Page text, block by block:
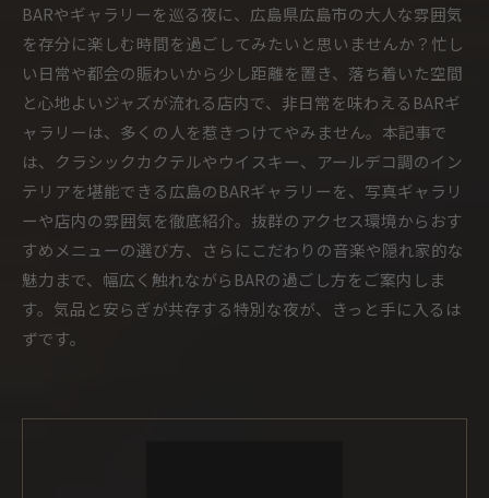
BARやギャラリーを巡る夜に、広島県広島市の大人な雰囲気
を存分に楽しむ時間を過ごしてみたいと思いませんか？忙し
い日常や都会の賑わいから少し距離を置き、落ち着いた空間
と心地よいジャズが流れる店内で、非日常を味わえるBARギ
ャラリーは、多くの人を惹きつけてやみません。本記事で
は、クラシックカクテルやウイスキー、アールデコ調のイン
テリアを堪能できる広島のBARギャラリーを、写真ギャラリ
ーや店内の雰囲気を徹底紹介。抜群のアクセス環境からおす
すめメニューの選び方、さらにこだわりの音楽や隠れ家的な
魅力まで、幅広く触れながらBARの過ごし方をご案内しま
す。気品と安らぎが共存する特別な夜が、きっと手に入るは
ずです。